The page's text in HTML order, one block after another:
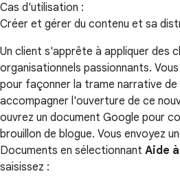
Cas d'utilisation :
Créer et gérer du contenu et sa
Un client s'apprête à appliquer des
organisationnels passionnants.
pour façonner la trame narrative
accompagner l'ouverture de ce
ouvrez un document Google pour
brouillon de blogue. Vous envoyez
Documents en sélectionnant Aide
saisissez :